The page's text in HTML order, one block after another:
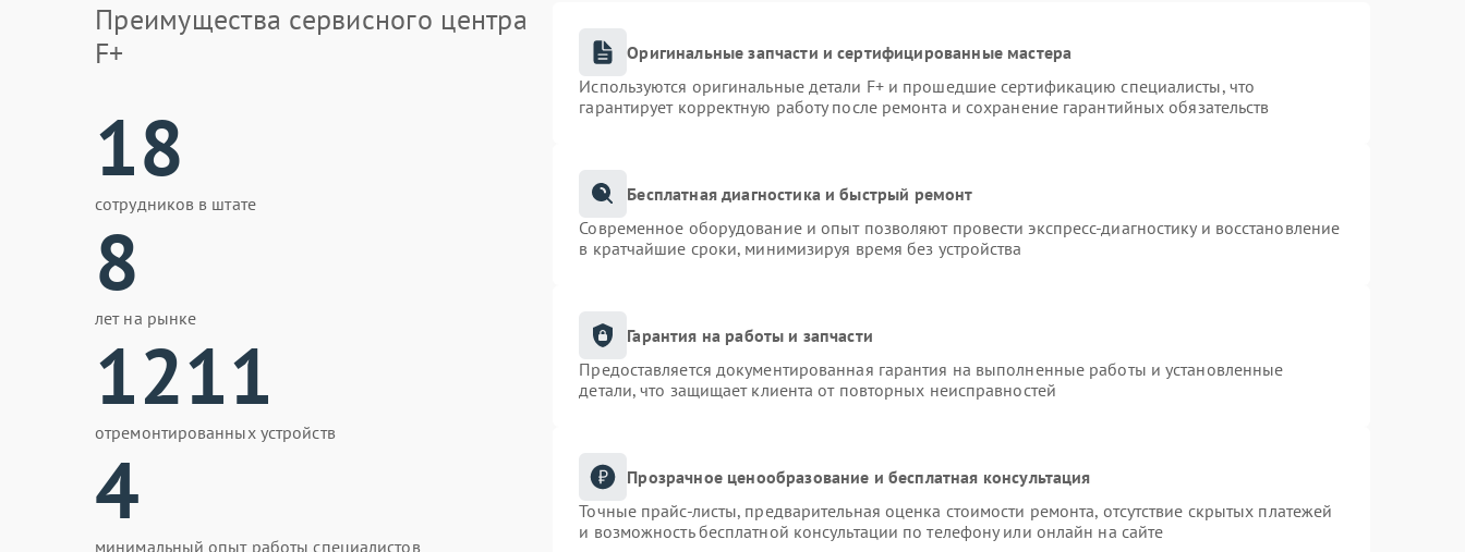
Преимущества сервисного центра
F+
18
сотрудников в штате
8
лет на рынке
1211
отремонтированных устройств
4
минимальный опыт работы специалистов
Оригинальные запчасти и сертифицированные мастера
Используются оригинальные детали F+ и прошедшие сертификацию специалисты, что
гарантирует корректную работу после ремонта и сохранение гарантийных обязательств
Бесплатная диагностика и быстрый ремонт
Современное оборудование и опыт позволяют провести экспресс-диагностику и восстановление
в кратчайшие сроки, минимизируя время без устройства
Гарантия на работы и запчасти
Предоставляется документированная гарантия на выполненные работы и установленные
детали, что защищает клиента от повторных неисправностей
Прозрачное ценообразование и бесплатная консультация
Точные прайс-листы, предварительная оценка стоимости ремонта, отсутствие скрытых платежей
и возможность бесплатной консультации по телефону или онлайн на сайте